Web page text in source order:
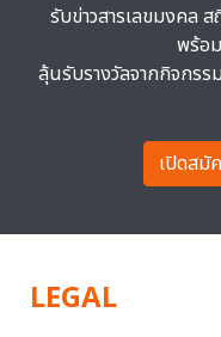
รับข่าวสารเลขมงคล
พร้อ
ลุ้นรับรางวัลจากกิจกรร
เปิดสมั
LEGAL